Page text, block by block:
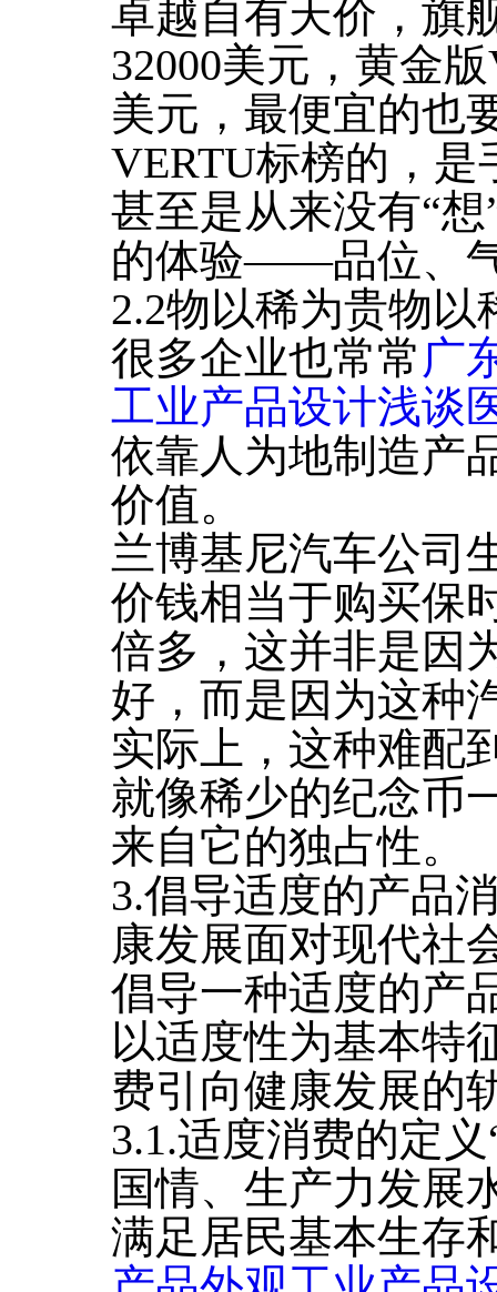
卓越自有天价，旗
32000美元，黄金
美元，最便宜的也
VERTU标榜的，
甚至是从来没有“
的体验——品位、
2.2物以稀为贵物
很多企业也常常 广
工业产品设计浅谈
依靠人为地制造产
价值。
兰博基尼汽车公司
价钱相当于购买保
倍多，这并非是因
好，而是因为这种
实际上，这种难配
就像稀少的纪念币
来自它的独占性。
3.倡导适度的产品
康发展面对现代社
倡导一种适度的产
以适度性为基本特
费引向健康发展的
3.1.适度消费的定
国情、生产力发展
满足居民基本生存